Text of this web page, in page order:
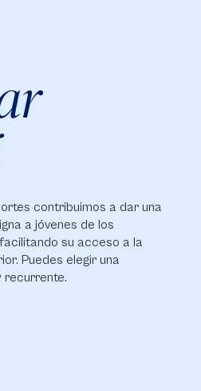
contribuimos a dar una
a jóvenes de los
su acceso a la
Puedes elegir una
recurrente.